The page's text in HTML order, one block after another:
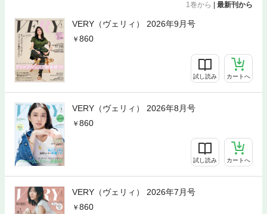
1巻から 最新刊から
VERY（ヴェリィ） 2026年9月号
860
試し読み カートへ
VERY（ヴェリィ） 2026年8月号
860
試し読み カートへ
VERY（ヴェリィ） 2026年7月号
860